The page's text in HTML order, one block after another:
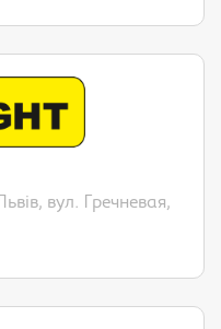
вул. Гречневая,